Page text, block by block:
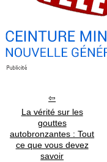
La vérité sur les
gouttes
autobronzantes : Tout
ce que vous devez
savoir